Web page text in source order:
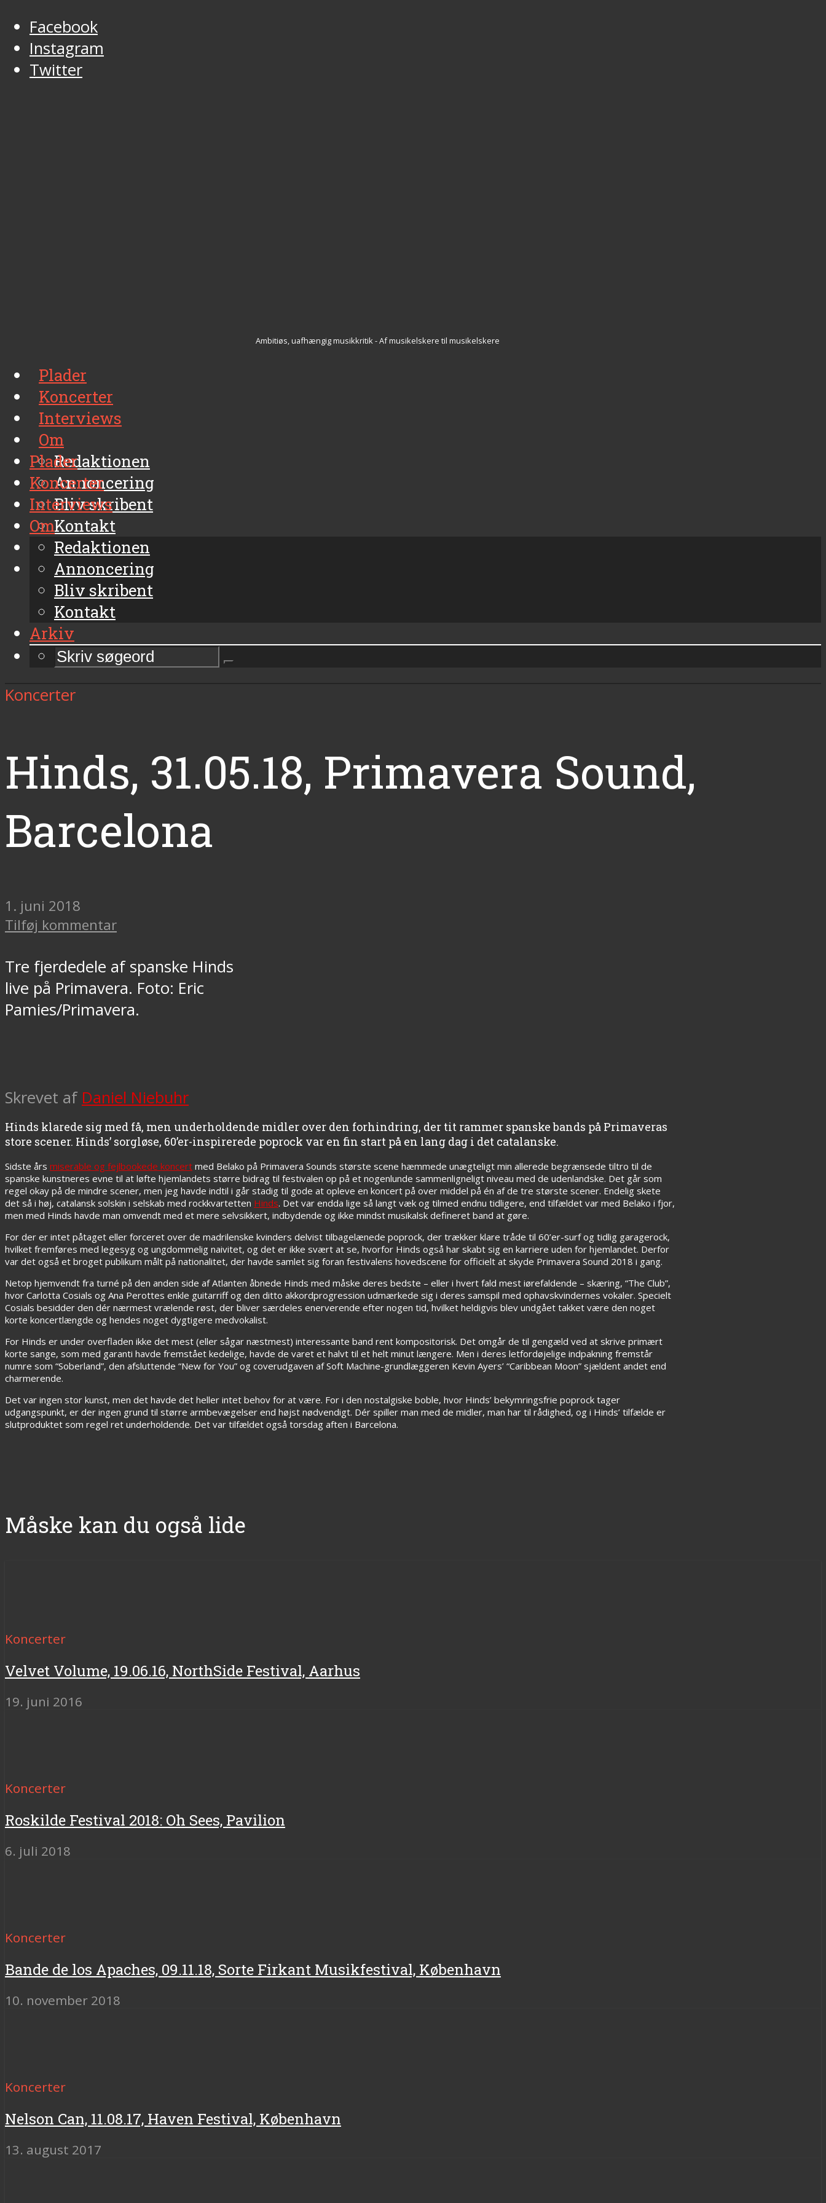
Facebook
Instagram
Twitter
Ambitiøs, uafhængig musikkritik - Af musikelskere til musikelskere
Plader
Koncerter
Interviews
Om
Redaktionen
Annoncering
Bliv skribent
Kontakt
Arkiv
Plader
Koncerter
Interviews
Om
Redaktionen
Annoncering
Bliv skribent
Kontakt
Arkiv
Koncerter
Hinds, 31.05.18, Primavera Sound,
Barcelona
1. juni 2018
Tilføj kommentar
Tre fjerdedele af spanske Hinds
live på Primavera. Foto: Eric
Pamies/Primavera.
Skrevet af Daniel Niebuhr
Hinds klarede sig med få, men underholdende midler over den forhindring, der tit rammer spanske bands på Primaveras
store scener. Hinds’ sorgløse, 60’er-inspirerede poprock var en fin start på en lang dag i det catalanske.
Sidste års miserable og fejlbookede koncert med Belako på Primavera Sounds største scene hæmmede unægteligt min allerede begrænsede tiltro til de
spanske kunstneres evne til at løfte hjemlandets større bidrag til festivalen op på et nogenlunde sammenligneligt niveau med de udenlandske. Det går som
regel okay på de mindre scener, men jeg havde indtil i går stadig til gode at opleve en koncert på over middel på én af de tre største scener. Endelig skete
det så i høj, catalansk solskin i selskab med rockkvartetten Hinds. Det var endda lige så langt væk og tilmed endnu tidligere, end tilfældet var med Belako i fjor,
men med Hinds havde man omvendt med et mere selvsikkert, indbydende og ikke mindst musikalsk defineret band at gøre.
For der er intet påtaget eller forceret over de madrilenske kvinders delvist tilbagelænede poprock, der trækker klare tråde til 60’er-surf og tidlig garagerock,
hvilket fremføres med legesyg og ungdommelig naivitet, og det er ikke svært at se, hvorfor Hinds også har skabt sig en karriere uden for hjemlandet. Derfor
var det også et broget publikum målt på nationalitet, der havde samlet sig foran festivalens hovedscene for officielt at skyde Primavera Sound 2018 i gang.
Netop hjemvendt fra turné på den anden side af Atlanten åbnede Hinds med måske deres bedste – eller i hvert fald mest iørefaldende – skæring, “The Club”,
hvor Carlotta Cosials og Ana Perottes enkle guitarriff og den ditto akkordprogression udmærkede sig i deres samspil med ophavskvindernes vokaler. Specielt
Cosials besidder den dér nærmest vrælende røst, der bliver særdeles enerverende efter nogen tid, hvilket heldigvis blev undgået takket være den noget
korte koncertlængde og hendes noget dygtigere medvokalist.
For Hinds er under overfladen ikke det mest (eller sågar næstmest) interessante band rent kompositorisk. Det omgår de til gengæld ved at skrive primært
korte sange, som med garanti havde fremstået kedelige, havde de varet et halvt til et helt minut længere. Men i deres letfordøjelige indpakning fremstår
numre som “Soberland”, den afsluttende “New for You” og coverudgaven af Soft Machine-grundlæggeren Kevin Ayers’ “Caribbean Moon” sjældent andet end
charmerende.
Det var ingen stor kunst, men det havde det heller intet behov for at være. For i den nostalgiske boble, hvor Hinds’ bekymringsfrie poprock tager
udgangspunkt, er der ingen grund til større armbevægelser end højst nødvendigt. Dér spiller man med de midler, man har til rådighed, og i Hinds’ tilfælde er
slutproduktet som regel ret underholdende. Det var tilfældet også torsdag aften i Barcelona.
Måske kan du også lide
Koncerter
Velvet Volume, 19.06.16, NorthSide Festival, Aarhus
19. juni 2016
Koncerter
Roskilde Festival 2018: Oh Sees, Pavilion
6. juli 2018
Koncerter
Bande de los Apaches, 09.11.18, Sorte Firkant Musikfestival, København
10. november 2018
Koncerter
Nelson Can, 11.08.17, Haven Festival, København
13. august 2017